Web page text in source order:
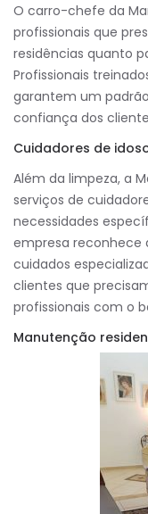
O carro-chefe da
profissionais que
residências quanto
Profissionais
garantem um
confiança dos
Cuidadores de
Além da limpeza, a
serviços de
necessidades
empresa reconhece
cuidados
clientes que
profissionais com o
Manutenção